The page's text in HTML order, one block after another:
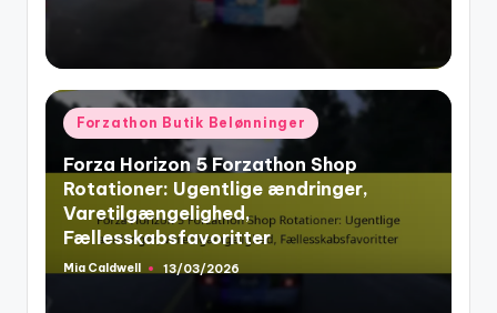
Posted
in
Forzathon Butik Belønninger
Forza Horizon 5 Forzathon Shop
Rotationer: Ugentlige ændringer,
Varetilgængelighed,
Fællesskabsfavoritter
Posted
Mia Caldwell 13/03/2026